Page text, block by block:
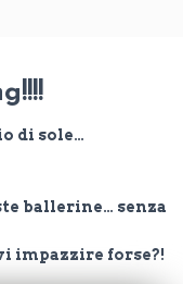
di sole…
ballerine… senza
impazzire forse?!